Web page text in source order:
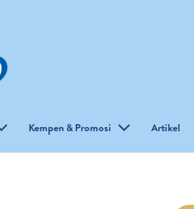
Kempen & Promosi Artikel